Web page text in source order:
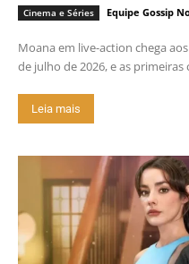
Cinema e Séries Equipe Gossip
Moana em live-action chega
de julho de 2026, e as
Leia mais